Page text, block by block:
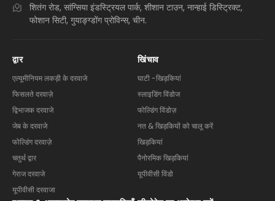
शितंग रोड, सांग्सिया इंडस्ट्रियल पार्क, शीशान टाउन, नान्हाई डिस्ट्रिक्ट,
फोशान सिटी, गुयाङ्ग्डोंग प्रोविन्स, चीन.
द्वार
एल्यूमीनियम लकड़ी के दरवाजे
फिसलते दरवाज़े
द्विभाजक दरवाजे
जेब के दरवाजे
फोल्डिंग दरवाज़े
चतुर्थ द्वार
गेराज दरवाजे
यूपीवीसी दरवाजा
खिंचाव
घाटी -खिड़कियां
स्लाइडिंग विंडोज
फोल्डिंग विंडोज़
नत & खिड़कियों को चालू करें
खिड़कियां
पैनोरमिक खिड़कियां
यूपीवीसी विंडो